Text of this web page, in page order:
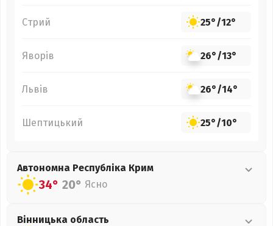
Стрий 25°/12°
Яворів 26°/13°
Львів 26°/14°
Шептицький 25°/10°
Автономна Республіка Крим
34° 20° Ясно
Вінницька область